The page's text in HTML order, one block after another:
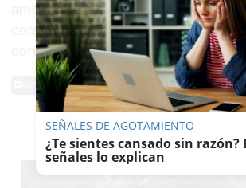
ambulancia al Hospital de
complejo Virgen de las Nieves, en
donde finalmente falleció.
0 Comentarios
TE PUEDE INTERESAR
SEÑALES DE AGOTAMIENTO
¿Te sientes cansado sin razón?
señales lo explican